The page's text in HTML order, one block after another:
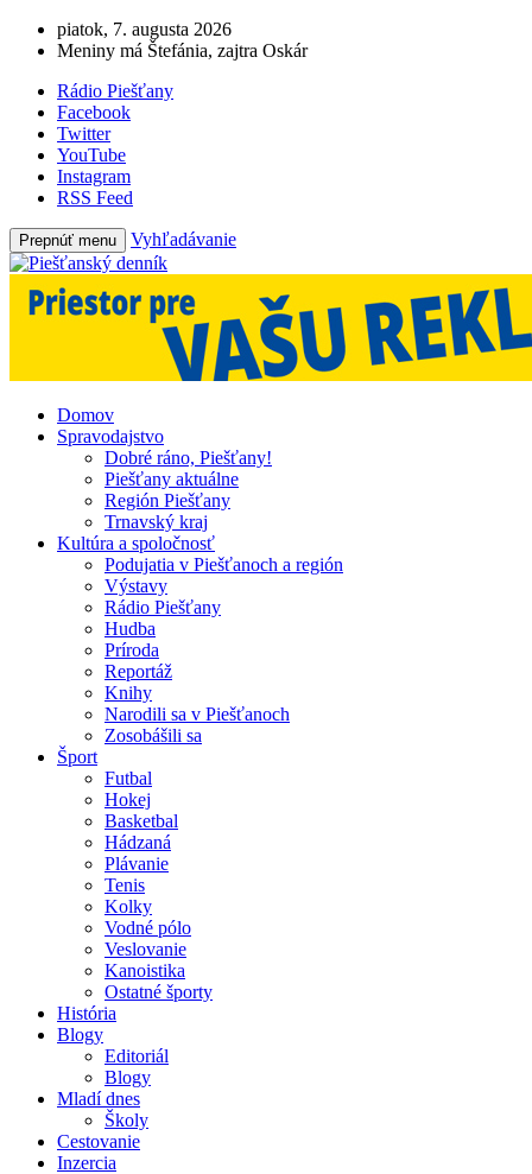
piatok, 7. augusta 2026
Meniny má Štefánia, zajtra Oskár
Rádio Piešťany
Facebook
Twitter
YouTube
Instagram
RSS Feed
Prepnúť menu Vyhľadávanie
Domov
Spravodajstvo
Dobré ráno, Piešťany!
Piešťany aktuálne
Región Piešťany
Trnavský kraj
Kultúra a spoločnosť
Podujatia v Piešťanoch a región
Výstavy
Rádio Piešťany
Hudba
Príroda
Reportáž
Knihy
Narodili sa v Piešťanoch
Zosobášili sa
Šport
Futbal
Hokej
Basketbal
Hádzaná
Plávanie
Tenis
Kolky
Vodné pólo
Veslovanie
Kanoistika
Ostatné športy
História
Blogy
Editoriál
Blogy
Mladí dnes
Školy
Cestovanie
Inzercia